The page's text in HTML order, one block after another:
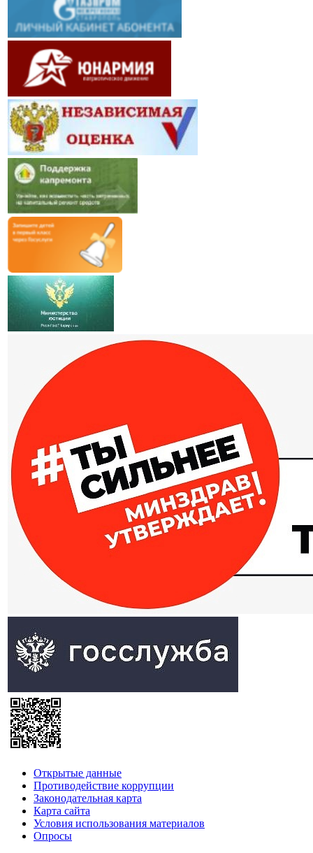
Открытые данные
Противодействие коррупции
Законодательная карта
Карта сайта
Условия использования материалов
Опросы